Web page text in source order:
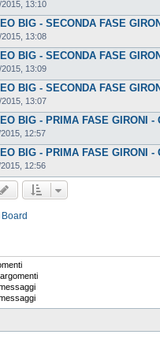
2015, 13:10
BIG - SECONDA FASE
2015, 13:08
BIG - SECONDA FASE
2015, 13:09
BIG - SECONDA FASE
2015, 13:07
BIG - PRIMA FASE GIRONI -
2015, 12:57
BIG - PRIMA FASE GIRONI -
2015, 12:56